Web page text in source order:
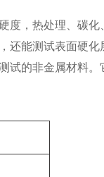
，热处理、碳化
能测试表面硬化
的非金属材料。